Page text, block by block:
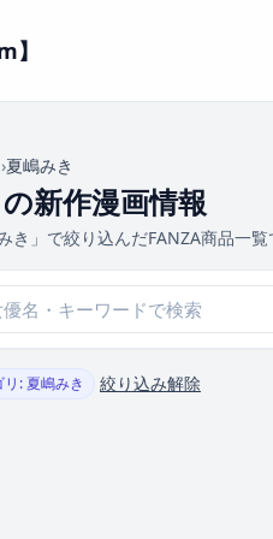
】
›夏嶋みき
新作漫画情報
き」で絞り込んだFANZA商品一覧
リ: 夏嶋みき 絞り込み解除